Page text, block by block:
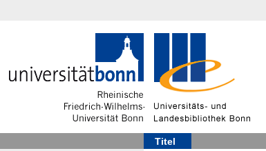
Titel